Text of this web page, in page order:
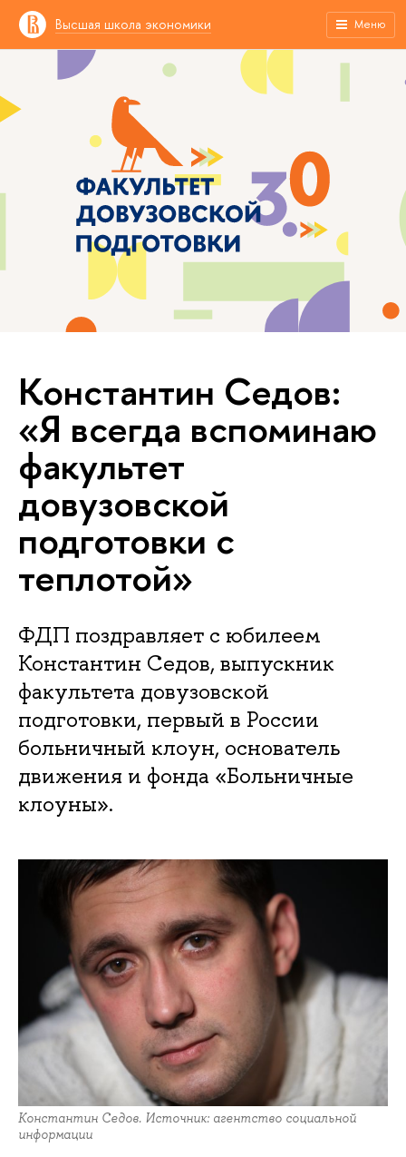
Высшая школа экономики Меню
Константин Седов:
«Я всегда вспоминаю
факультет
довузовской
подготовки с
теплотой»
ФДП поздравляет с юбилеем
Константин Седов, выпускник
факультета довузовской
подготовки, первый в России
больничный клоун, основатель
движения и фонда «Больничные
клоуны».
Константин Седов. Источник: агентство социальной
информации